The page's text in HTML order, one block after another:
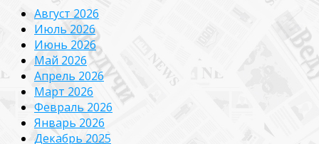
Август 2026
Июль 2026
Июнь 2026
Май 2026
Апрель 2026
Март 2026
Февраль 2026
Январь 2026
Декабрь 2025